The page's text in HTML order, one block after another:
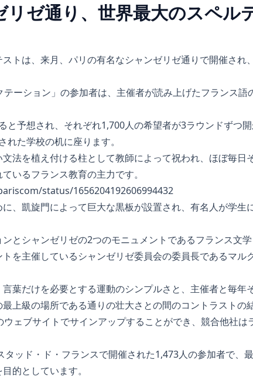
ゼ通り、世界最大のスペル
トは、来月、パリの有名なシャンゼリゼ通りで開催され
ーション」の参加者は、主催者が読み上げたフランス語
と予想され、それぞれ1,700人の希望者が3ラウンドずつ
た学校の机に座ります。
法を植え付ける柱として教師によって祝われ、ほぼ毎日
いるフランス教育の主力です。
status/1656204192606994432
、凱旋門によって巨大な黒板が設置され、有名人が学生
ンとシャンゼリゼの2つのモニュメントであるフランス文
を主催しているシャンゼリゼ委員会の委員長であるマル
葉だけを必要とする運動のシンプルさと、主催者と毎年
上級の場所である通りの壮大さとの間のコントラストの
ェブサイトでサインアップすることができ、競合他社は
タッド・ド・フランスで開催された1,473人の参加者で、
的としています。